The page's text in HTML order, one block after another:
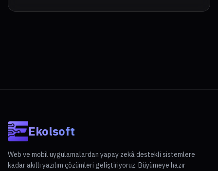
Ekolsoft
Web ve mobil uygulamalardan yapay zekâ destekli sistemlere
kadar akıllı yazılım çözümleri geliştiriyoruz. Büyümeye hazır